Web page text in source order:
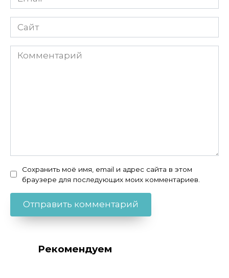
Сайт
Комментарий
Сохранить моё имя, email и адрес сайта в этом
браузере для последующих моих комментариев.
Рекомендуем